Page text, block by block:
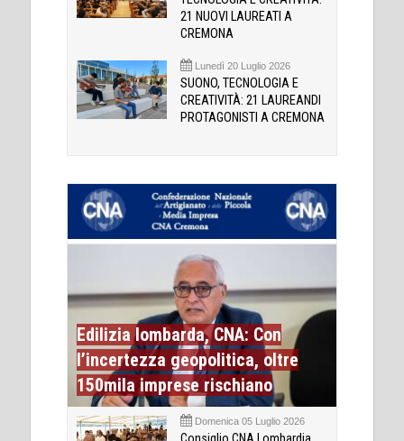
21 NUOVI LAUREATI A
CREMONA
Lunedì 20 Luglio 2026
SUONO, TECNOLOGIA E
CREATIVITÀ: 21 LAUREANDI
PROTAGONISTI A CREMONA
Edilizia lombarda, CNA: Con
l’incertezza geopolitica, oltre
150mila imprese rischiano
Domenica 05 Luglio 2026